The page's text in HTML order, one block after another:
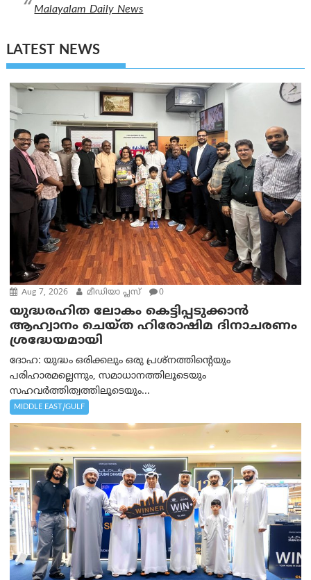
Malayalam Daily News
LATEST NEWS
Aug 7, 2026 മീഡിയാ പ്ലസ് 0
യുദ്ധരഹിത ലോകം കെട്ടിപ്പടുക്കാന്‍
ആഹ്വാനം ചെയ്ത ഹിരോഷിമ ദിനാചരണം
ശ്രദ്ധേയമായി
ദോഹ: യുദ്ധം ഒരിക്കലും ഒരു പ്രശ്‌നത്തിന്റെയും
പരിഹാരമല്ലെന്നും, സമാധാനത്തിലൂടെയും
സഹവര്‍ത്തിത്വത്തിലൂടെയും...
MIDDLE EAST/GULF